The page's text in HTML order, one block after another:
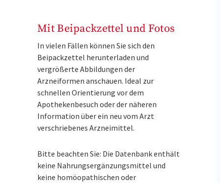
Mit Beipackzettel und Fotos
In vielen Fällen können Sie sich den
Beipackzettel herunterladen und
vergrößerte Abbildungen der
Arzneiformen anschauen. Ideal zur
schnellen Orientierung vor dem
Apothekenbesuch oder der näheren
Information über ein neu vom Arzt
verschriebenes Arzneimittel.
Bitte beachten Sie: Die Datenbank enthält
keine Nahrungsergänzungsmittel und
keine homöopathischen oder